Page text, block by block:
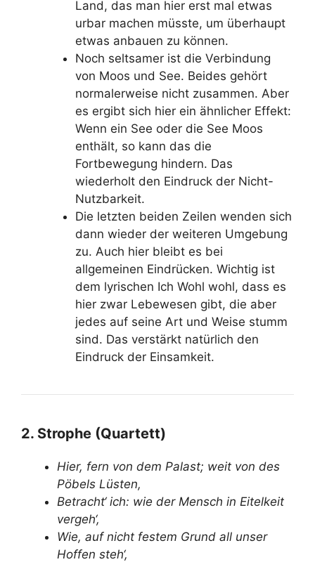
Land, das man hier erst mal etwas
urbar machen müsste, um überhaupt
etwas anbauen zu können.
Noch seltsamer ist die Verbindung
von Moos und See. Beides gehört
normalerweise nicht zusammen. Aber
es ergibt sich hier ein ähnlicher Effekt:
Wenn ein See oder die See Moos
enthält, so kann das die
Fortbewegung hindern. Das
wiederholt den Eindruck der Nicht-
Nutzbarkeit.
Die letzten beiden Zeilen wenden sich
dann wieder der weiteren Umgebung
zu. Auch hier bleibt es bei
allgemeinen Eindrücken. Wichtig ist
dem lyrischen Ich Wohl wohl, dass es
hier zwar Lebewesen gibt, die aber
jedes auf seine Art und Weise stumm
sind. Das verstärkt natürlich den
Eindruck der Einsamkeit.
2. Strophe (Quartett)
Hier, fern von dem Palast; weit von des
Pöbels Lüsten,
Betracht‘ ich: wie der Mensch in Eitelkeit
vergeh‘,
Wie, auf nicht festem Grund all unser
Hoffen steh‘,